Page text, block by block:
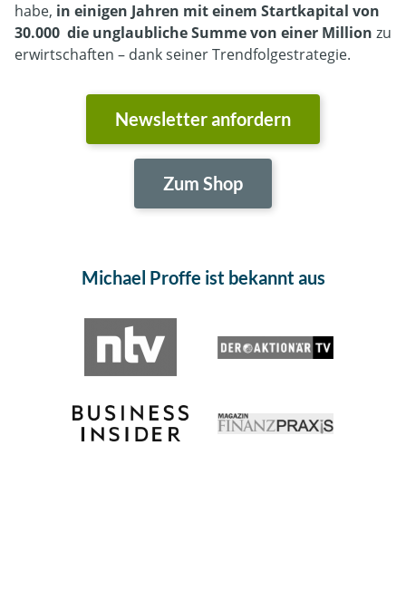
habe, in einigen Jahren mit einem Startkapital von
30.000 die unglaubliche Summe von einer Million zu
erwirtschaften – dank seiner Trendfolgestrategie.
Newsletter anfordern
Zum Shop
Michael Proffe ist bekannt aus